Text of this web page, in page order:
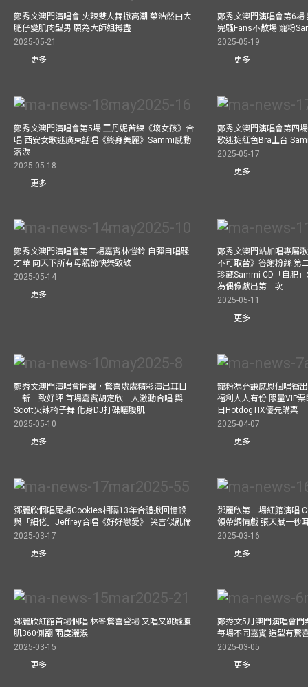
鄭秀文澳門演唱會 火辣雙人舞掀高潮 蔡浩然由大
肥仔變肌肉型男 願為大師姐搏盡
2025-05-21
更多
鄭秀文澳門演唱會第6場
完騷Fans不散場 寵粉
2025-05-19
更多
鄭秀文澳門演唱會第5場 王丹妮苦練《壞女孩》合
唱 西安女歌迷廣東話唱《終身美麗》Sammi感動
落淚
2025-05-18
更多
鄭秀文澳門演唱會第四
歌迷掟紅色Bra上台
2025-05-17
更多
鄭秀文澳門演唱會第三場嘉賓林愷鈴 自彈自唱騷
才華 向天下所有母親節快樂致敬
2025-05-14
更多
鄭秀文澳門站加唱專屬
不可取替》答謝粉絲 第
珍藏Sammi CD「自肥
為偶像獻出第一次
2025-05-11
更多
鄭秀文澳門演唱會開鑼，驚喜處處精彩演出耳目
一新一致好評 首場嘉賓胡定欣二人激動合唱 與
Scott火辣椅子舞 化身DJ打碟曬腹肌
2025-05-10
更多
寵粉馮允謙感恩個唱衝
福利人人有份 限量VIP
日HotdogTIX優先購票
2025-04-07
更多
鄧麗欣個唱尾場Cookies相隔13年合體掀回憶殺
與「細佬」Jeffrey合唱《好好戀愛》 笑言似亂倫
2025-03-17
更多
鄧麗欣第二場紅館演唱
領帶調情戲 張天賦一秒
2025-03-16
更多
鄧麗欣紅館首場個唱 林峯驚喜登場 又唱又跳騷腹
肌360側翻 兩度灑淚
2025-03-15
更多
鄭秀文5月澳門演唱會
每場不同嘉賓 造型有驚
2025-03-05
更多